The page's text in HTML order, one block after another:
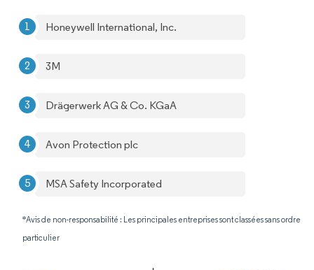
Honeywell International, Inc.
3M
Drägerwerk AG & Co. KGaA
Avon Protection plc
MSA Safety Incorporated
*Avis de non-responsabilité : Les principales entreprises sont classées sans ordre
particulier